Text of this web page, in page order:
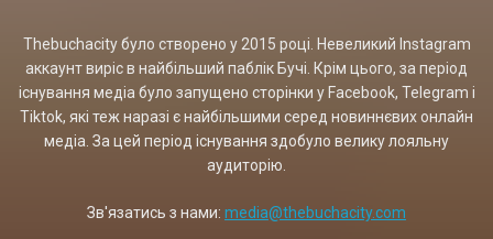
Thebuchacity було створено у 2015 році. Невеликий Instagram
аккаунт виріс в найбільший паблік Бучі. Крім цього, за період
існування медіа було запущено сторінки у Facebook, Telegram і
Tiktok, які теж наразі є найбільшими серед новиннєвих онлайн
медіа. За цей період існування здобуло велику лояльну
аудиторію.
Зв'язатись з нами: media@thebuchacity.com